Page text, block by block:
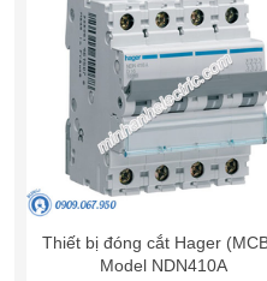
Thiết bị đóng cắt Hager
Model NDN410A